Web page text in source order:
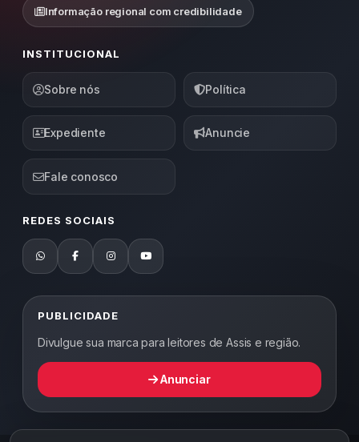
Informação regional com credibilidade
INSTITUCIONAL
Sobre nós Política
Expediente Anuncie
Fale conosco
REDES SOCIAIS
PUBLICIDADE
Divulgue sua marca para leitores de Assis e região.
Anunciar